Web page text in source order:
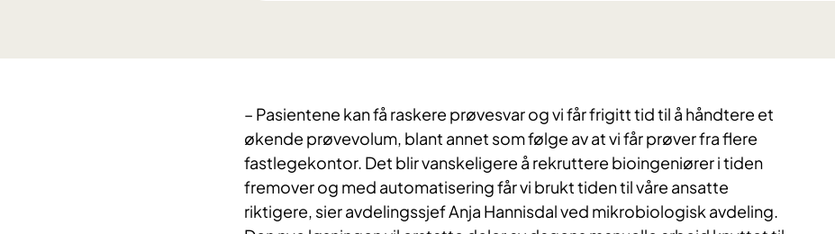
– Pasientene kan få raskere prøvesvar og vi får frigitt tid til å håndtere et
økende prøvevolum, blant annet som følge av at vi får prøver fra flere
fastlegekontor. Det blir vanskeligere å rekruttere bioingeniører i tiden
fremover og med automatisering får vi brukt tiden til våre ansatte
riktigere, sier avdelingssjef Anja Hannisdal ved mikrobiologisk avdeling.